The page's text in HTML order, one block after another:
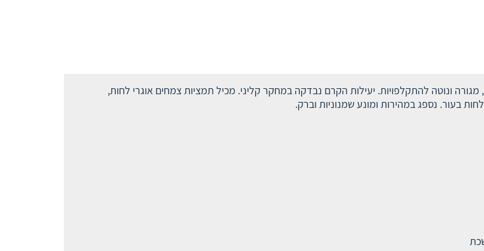
ונוטה להתקלפויות. יעילות הקרם נבדקה במחקר קליני. מכיל תמציות צמחים אוגרי לחות,
בעור. נספג במהירות ומונע שמנוניות וברק.